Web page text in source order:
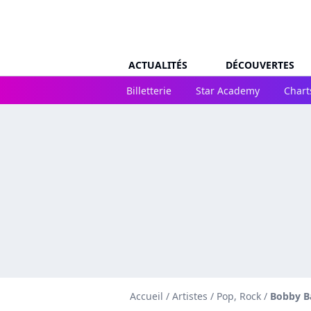
ACTUALITÉS
DÉCOUVERTES
Billetterie
Star Academy
Accueil / Artistes / Pop, Rock / Bobby